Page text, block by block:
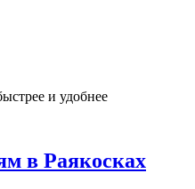
и удобнее
в Раякосках